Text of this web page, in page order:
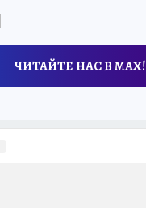
ЧИТАЙТЕ НАС В МАХ!